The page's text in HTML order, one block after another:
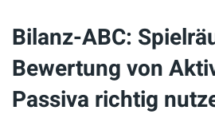
Bilanz-ABC:
Bewertung von
Passiva richtig